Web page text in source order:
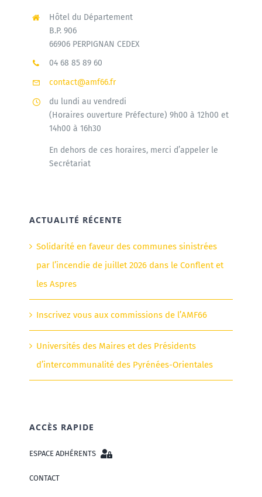
Hôtel du Département
B.P. 906
66906 PERPIGNAN CEDEX
04 68 85 89 60
contact@amf66.fr
du lundi au vendredi
(Horaires ouverture Préfecture) 9h00 à 12h00 et
14h00 à 16h30
En dehors de ces horaires, merci d’appeler le
Secrétariat
ACTUALITÉ RÉCENTE
Solidarité en faveur des communes sinistrées
par l’incendie de juillet 2026 dans le Conflent et
les Aspres
Inscrivez vous aux commissions de l’AMF66
Universités des Maires et des Présidents
d’intercommunalité des Pyrénées-Orientales
ACCÈS RAPIDE
ESPACE ADHÉRENTS
CONTACT